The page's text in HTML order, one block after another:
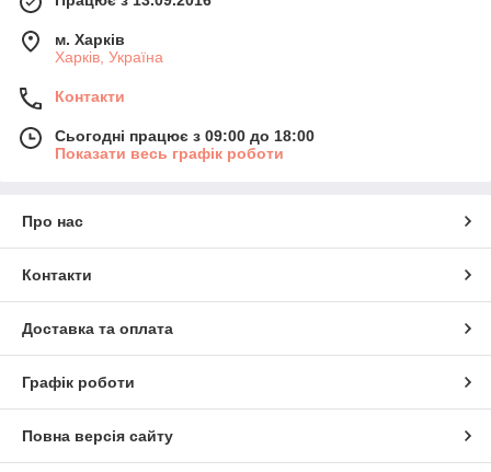
м. Харків
Харків, Україна
Контакти
Сьогодні працює з 09:00 до 18:00
Показати весь графік роботи
Про нас
Контакти
Доставка та оплата
Графік роботи
Повна версія сайту